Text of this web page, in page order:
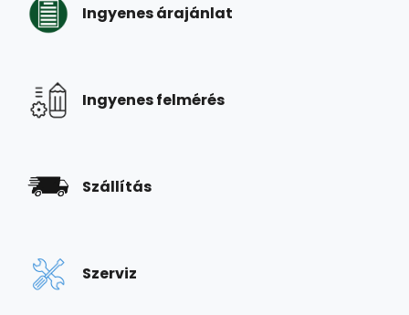
Ingyenes árajánlat
Ingyenes felmérés
Szállítás
Szerviz